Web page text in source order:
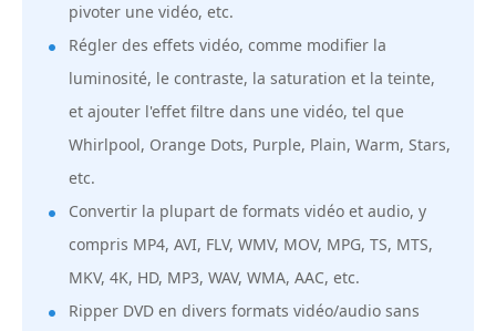
pivoter une vidéo, etc.
Régler des effets vidéo, comme modifier la
luminosité, le contraste, la saturation et la teinte,
et ajouter l'effet filtre dans une vidéo, tel que
Whirlpool, Orange Dots, Purple, Plain, Warm, Stars,
etc.
Convertir la plupart de formats vidéo et audio, y
compris MP4, AVI, FLV, WMV, MOV, MPG, TS, MTS,
MKV, 4K, HD, MP3, WAV, WMA, AAC, etc.
Ripper DVD en divers formats vidéo/audio sans